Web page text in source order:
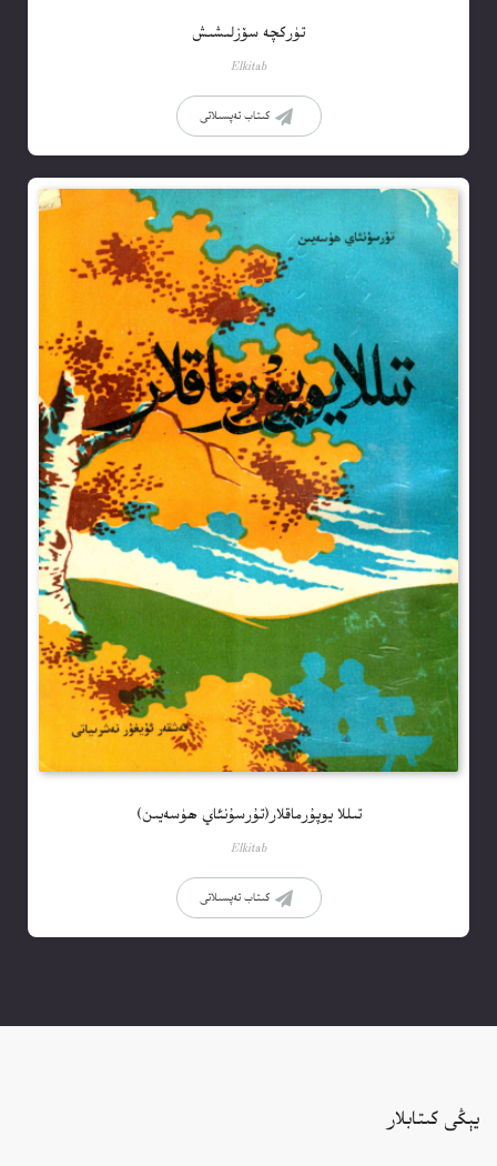
تۈركچە سۆزلىشىش
Elkitab
كىتاب تەپسىلاتى
تىللا يوپۇرماقلار(تۇرسۇنئاي ھۈسەيىن)
Elkitab
كىتاب تەپسىلاتى
يېڭى كىتابلار